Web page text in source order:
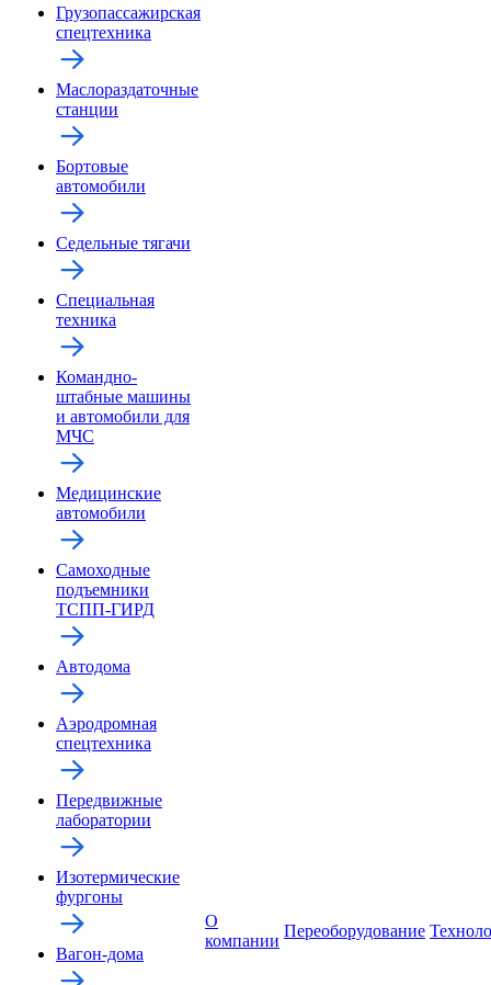
Грузопассажирская
спецтехника
Маслораздаточные
станции
Бортовые
автомобили
Седельные тягачи
Специальная
техника
Командно-
штабные машины
и автомобили для
МЧС
Медицинские
автомобили
Самоходные
подъемники
ТСПП-ГИРД
Автодома
Аэродромная
спецтехника
Передвижные
лаборатории
Изотермические
фургоны
Вагон-дома
О
компании
Переоборудование